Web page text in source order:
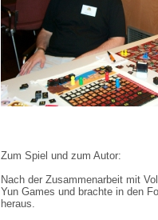
Zum Spiel und zum Autor:
Nach der Zusammenarbeit mit
Yun Games und brachte in den
heraus.